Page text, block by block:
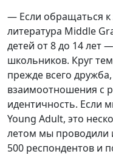
— Если обращаться к
литература Middle
детей от 8 до 14 лет
школьников. Круг
прежде всего
взаимоотношения с
идентичность. Если
Young Adult, это
летом мы проводили
500 респондентов и